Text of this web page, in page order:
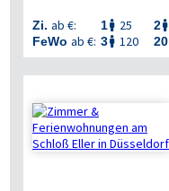
Zi. ab €: 1 25 2
FeWo ab €: 3 120 20